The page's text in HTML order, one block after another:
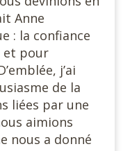
Anne
: la confiance
et pour
j’ai
de la
liées par une
aimions
nous a donné